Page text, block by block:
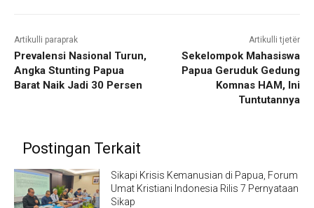
Artikulli paraprak
Prevalensi Nasional Turun,
Angka Stunting Papua
Barat Naik Jadi 30 Persen
Artikulli tjetër
Sekelompok Mahasiswa
Papua Geruduk Gedung
Komnas HAM, Ini
Tuntutannya
Postingan Terkait
Sikapi Krisis Kemanusian di Papua, Forum
Umat Kristiani Indonesia Rilis 7 Pernyataan
Sikap